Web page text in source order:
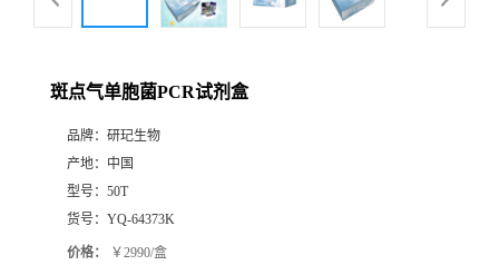
斑点气单胞菌PCR试剂盒
品牌： 研玘生物
产地： 中国
型号： 50T
货号： YQ-64373K
价格： ￥2990/盒